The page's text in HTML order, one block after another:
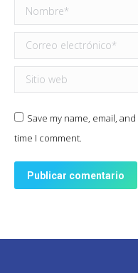
Nombre *
Correo electrónico *
Sitio web
Save my name, email,
time I comment.
Publicar comentario